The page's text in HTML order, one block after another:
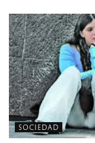
SOCIEDAD